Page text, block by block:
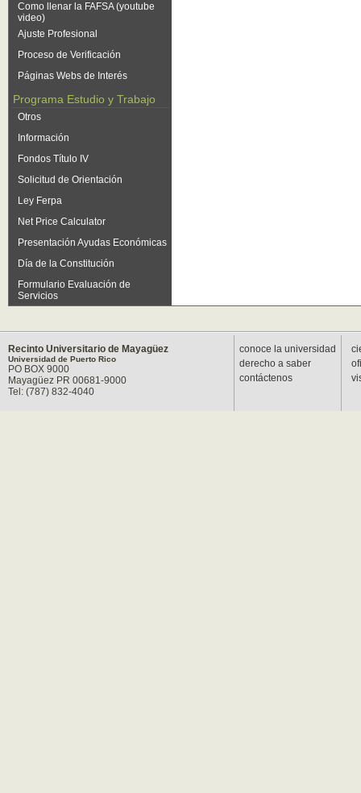
Como llenar la FAFSA (youtube
video)
Ajuste Profesional
Proceso de Verificación
Páginas Webs de Interés
Programa Estudio y Trabajo
Otros
Información
Fondos Título IV
Solicitud de Orientación
Ley Ferpa
Net Price Calculator
Presentación Ayudas Económicas
Día de la Constitución
Formulario Evaluación de
Servicios
Recinto Universitario de Mayagüez
Universidad de Puerto Rico
PO BOX 9000
Mayagüez PR 00681-9000
Tel: (787) 832-4040
conoce la universidad
derecho a saber
contáctenos